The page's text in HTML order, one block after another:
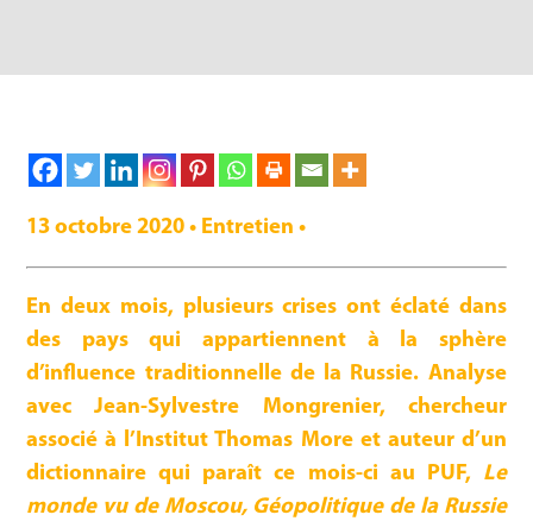
13 octobre 2020 • Entretien •
En deux mois, plusieurs crises ont éclaté dans
des pays qui appartiennent à la sphère
d’influence traditionnelle de la Russie. Analyse
avec Jean-Sylvestre Mongrenier, chercheur
associé à l’Institut Thomas More et auteur d’un
dictionnaire qui paraît ce mois-ci au PUF, Le
monde vu de Moscou, Géopolitique de la Russie